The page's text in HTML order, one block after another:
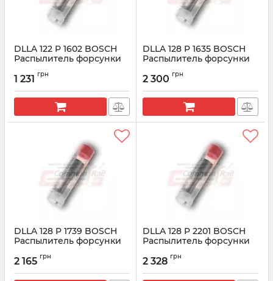
DLLA 122 P 1602 BOSCH
Распылитель форсунки
Артикул:
1 231 грн
DLLA 128 P 1635 BOSCH
Распылитель форсунки
Артикул: 0433172001
2 300 грн
DLLA 128 P 1739 BOSCH
Распылитель форсунки
Артикул:
2 165 грн
DLLA 128 P 2201 BOSCH
Распылитель форсунки
Артикул:
2 328 грн